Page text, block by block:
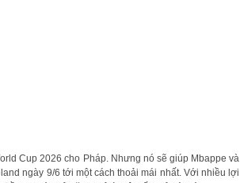
Cup 2026 cho Pháp. Nhưng nó sẽ giúp Mbappe và
ngày 9/6 tới một cách thoải mái nhất. Với nhiều lợi